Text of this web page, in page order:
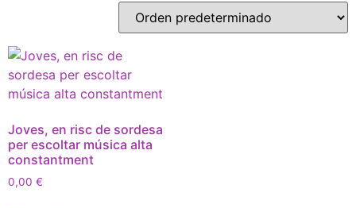
Joves, en risc de sordesa
per escoltar música alta
constantment
0,00 €